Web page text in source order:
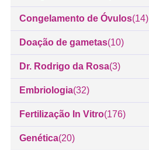
Congelamento de Óvulos(14)
Doação de gametas(10)
Dr. Rodrigo da Rosa(3)
Embriologia(32)
Fertilização In Vitro(176)
Genética(20)